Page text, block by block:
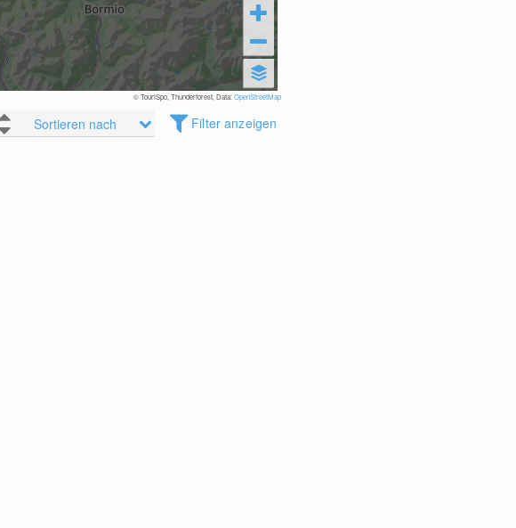
© TouriSpo, Thunderforest, Data:OpenStreetMap
Sortieren nach Filter anzeigen